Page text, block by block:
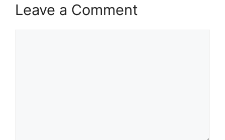
Leave a Comment